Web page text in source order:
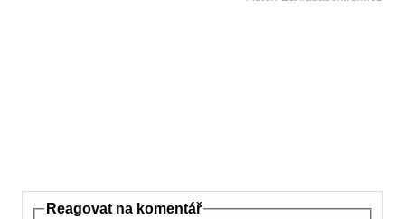
Reagovat na komentář